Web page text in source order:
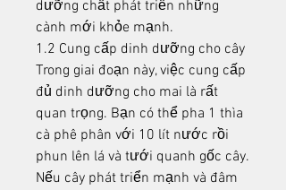
dưỡng chất phát triển những
cành mới khỏe mạnh.
1.2 Cung cấp dinh dưỡng cho cây
Trong giai đoạn này, việc cung cấp
đủ dinh dưỡng cho mai là rất
quan trọng. Bạn có thể pha 1 thìa
cà phê phân với 10 lít nước rồi
phun lên lá và tưới quanh gốc cây.
Nếu cây phát triển mạnh và đâm